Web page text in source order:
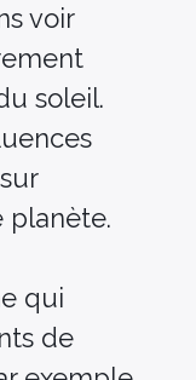
voir
soleil.
planète.
qui
de